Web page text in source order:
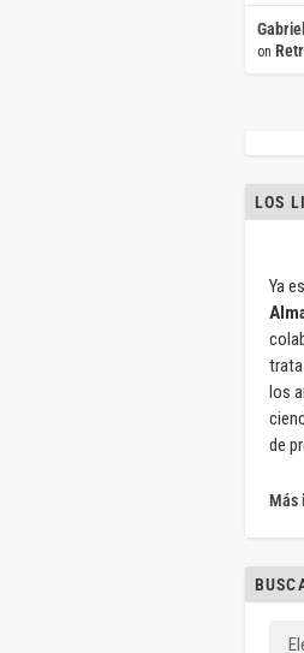
on
LOS
Ya
trata
los
de
Más